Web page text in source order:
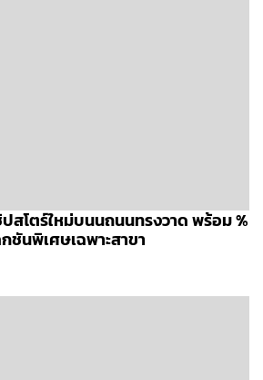
สโตร์ใหม่บนนถนนทรงวาด พร้อม %
ชันพิเศษเฉพาะสาขา